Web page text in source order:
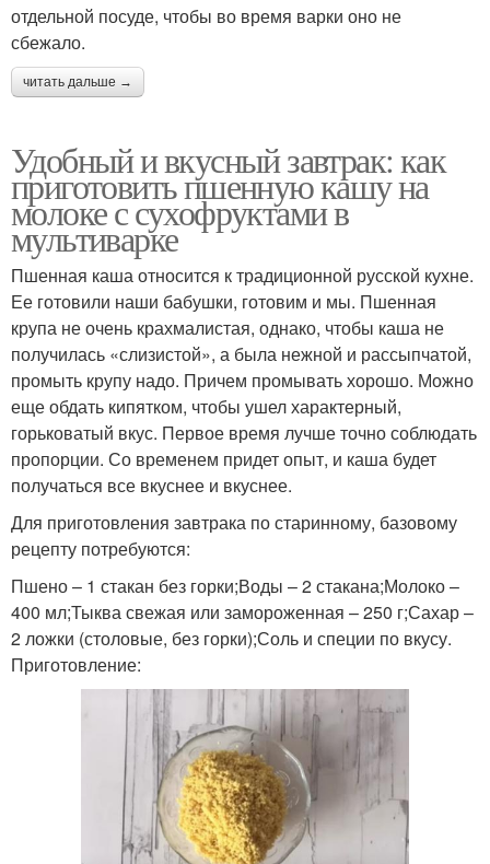
отдельной посуде, чтобы во время варки оно не
сбежало.
читать дальше →
Удобный и вкусный завтрак: как
приготовить пшенную кашу на
молоке с сухофруктами в
мультиварке
Пшенная каша относится к традиционной русской кухне.
Ее готовили наши бабушки, готовим и мы. Пшенная
крупа не очень крахмалистая, однако, чтобы каша не
получилась «слизистой», а была нежной и рассыпчатой,
промыть крупу надо. Причем промывать хорошо. Можно
еще обдать кипятком, чтобы ушел характерный,
горьковатый вкус. Первое время лучше точно соблюдать
пропорции. Со временем придет опыт, и каша будет
получаться все вкуснее и вкуснее.
Для приготовления завтрака по старинному, базовому
рецепту потребуются:
Пшено – 1 стакан без горки;Воды – 2 стакана;Молоко –
400 мл;Тыква свежая или замороженная – 250 г;Сахар –
2 ложки (столовые, без горки);Соль и специи по вкусу.
Приготовление: